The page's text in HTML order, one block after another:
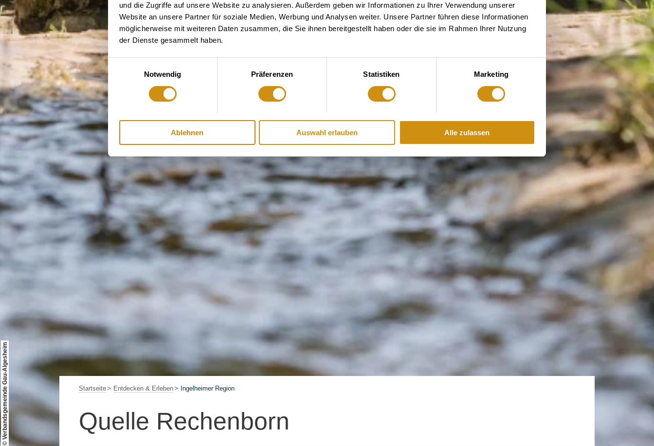
und die Zugriffe auf unsere Website zu analysieren. Außerdem geben wir Informationen zu Ihrer Verwendung unserer
Website an unsere Partner für soziale Medien, Werbung und Analysen weiter. Unsere Partner führen diese Informationen
möglicherweise mit weiteren Daten zusammen, die Sie ihnen bereitgestellt haben oder die sie im Rahmen Ihrer Nutzung
der Dienste gesammelt haben.
Einwilligungsauswahl
Notwendig
Präferenzen Statistiken Marketing
Ablehnen Auswahl erlauben Alle zulassen
© Verbandsgemeinde Gau-Algesheim Startseite Entdecken & Erleben Ingelheimer Region
Quelle Rechenborn